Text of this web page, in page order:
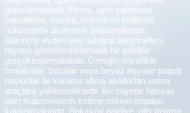
götürülmektedir. Firma, aynı zamanda
paketleme, montaj, sökme ve kolileme
noktasında da destek sağlamaktadır.
Bakırköy evden eve nakliyat personelleri,
taşıma işlemleri sistematik bir şekilde
gerçekleştirmektedir. Örneğin öncellikle
mobilyalar, bazalar veya beyaz eşyalar patpat
naylonlar ile koruma altına alındıktan sonra
araçlara yüklenmektedir. Bu sayede hassas
olan malzemelerin ezilme riskleri ortadan
kaldırılmaktadır. Bakırköy nakliye, ofis taşıma